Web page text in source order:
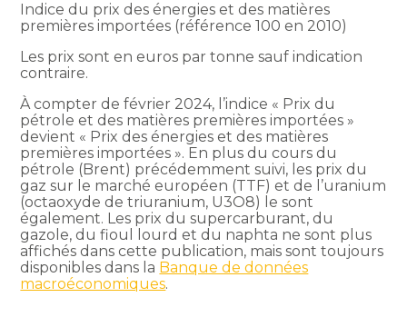
Indice du prix des énergies et des matières
premières importées (référence 100 en 2010)
Les prix sont en euros par tonne sauf indication
contraire.
À compter de février 2024, l’indice « Prix du
pétrole et des matières premières importées »
devient « Prix des énergies et des matières
premières importées ». En plus du cours du
pétrole (Brent) précédemment suivi, les prix du
gaz sur le marché européen (TTF) et de l’uranium
(octaoxyde de triuranium, U3O8) le sont
également. Les prix du supercarburant, du
gazole, du fioul lourd et du naphta ne sont plus
affichés dans cette publication, mais sont toujours
disponibles dans la Banque de données
macroéconomiques.